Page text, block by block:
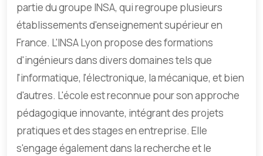
partie du groupe INSA, qui regroupe plusieurs
établissements d'enseignement supérieur en
France. L'INSA Lyon propose des formations
d'ingénieurs dans divers domaines tels que
l'informatique, l'électronique, la mécanique, et bien
d'autres. L'école est reconnue pour son approche
pédagogique innovante, intégrant des projets
pratiques et des stages en entreprise. Elle
s'engage également dans la recherche et le